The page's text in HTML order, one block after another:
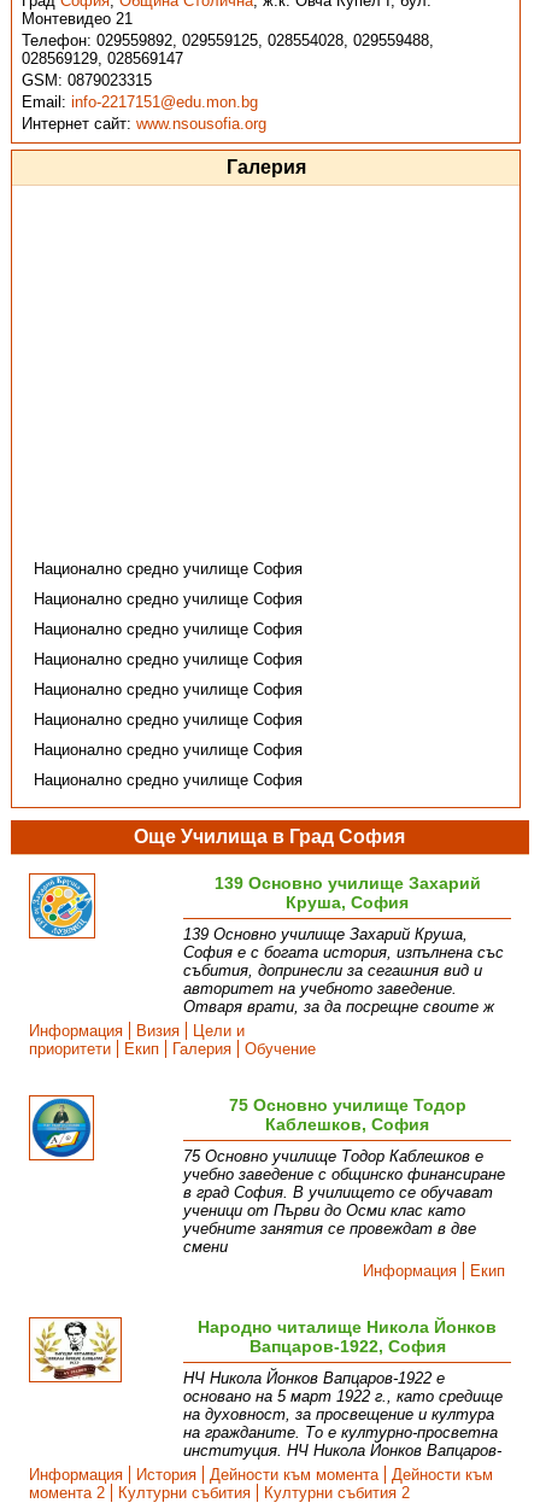
Монтевидео 21
Телефон:029559892, 029559125, 028554028, 029559488,
028569129, 028569147
GSM:0879023315
Email:info-2217151@edu.mon.bg
Интернет сайт:www.nsousofia.org
Галерия
Национално средно училище София
Национално средно училище София
Национално средно училище София
Национално средно училище София
Национално средно училище София
Национално средно училище София
Национално средно училище София
Национално средно училище София
Още Училища в Град София
139 Основно училище Захарий
Круша, София
139 Основно училище Захарий Круша,
София е с богата история, изпълнена със
събития, допринесли за сегашния вид и
авторитет на учебното заведение.
Отваря врати, за да посрещне своите ж
Информация
Визия
Цели и
приоритети
Екип Галерия Обучение
75 Основно училище Тодор
Каблешков, София
75 Основно училище Тодор Каблешков е
учебно заведение с общинско финансиране
в град София. В училището се обучават
ученици от Първи до Осми клас като
учебните занятия се провеждат в две
смени
Информация
Екип
Народно читалище Никола Йонков
Вапцаров-1922, София
НЧ Никола Йонков Вапцаров-1922 е
основано на 5 март 1922 г., като средище
на духовност, за просвещение и култура
на гражданите. То е културно-просветна
институция. НЧ Никола Йонков Вапцаров-
Информация
История Дейности към момента
Дейности към
момента 2
Културни събития Културни събития 2